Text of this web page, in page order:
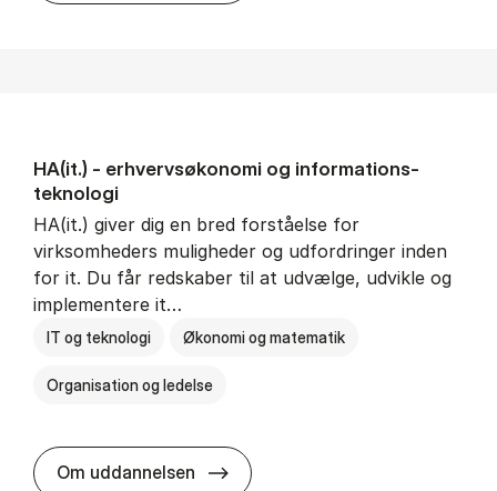
HA(it.) - erhvervs­økonomi og informations­
teknologi
HA(it.) giver dig en bred forståelse for
virksomheders muligheder og udfordringer inden
for it. Du får redskaber til at udvælge, udvikle og
implementere it…
IT og teknologi Økonomi og matematik
Organisation og ledelse
Om uddannelsen HA(it.) - erhvervs­økonomi og